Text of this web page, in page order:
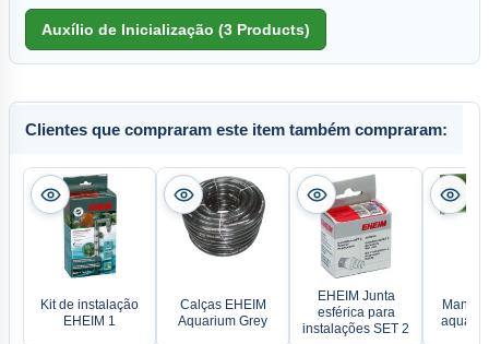
Clientes que compraram este item também compraram:
Kit de instalação
EHEIM 1
Calças EHEIM
Aquarium Grey
EHEIM Junta
esférica para
instalações SET 2